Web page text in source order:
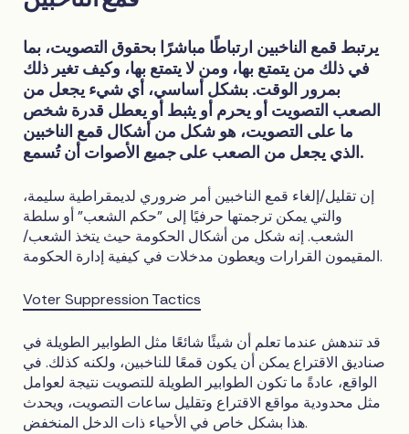
يرتبط قمع الناخبين ارتباطًا مباشرًا بحقوق التصويت، بما
في ذلك من يتمتع بها، ومن لا يتمتع بها، وكيف تغير ذلك
بمرور الوقت. بشكل أساسي، أي شيء يجعل من
الصعب التصويت أو يحرم أو يثبط أو يعطل قدرة شخص
ما على التصويت، هو شكل من أشكال قمع الناخبين
الذي يجعل من الصعب علىجميع الأصوات أن تُسمع.
إن تقليل/إلغاء قمع الناخبين أمر ضروري لديمقراطية سليمة،
والتي يمكن ترجمتها حرفيًا إلى "حكم الشعب" أو سلطة
الشعب. إنه شكل من أشكال الحكومة حيث يتخذ الشعب/
المقيمون القرارات ويعطون مدخلات في كيفية إدارة الحكومة.
Voter Suppression Tactics
قد تندهش عندما تعلم أن شيئًا شائعًا مثل الطوابير الطويلة في
صناديق الاقتراع يمكن أن يكون قمعًا للناخبين، ولكنه كذلك. في
الواقع، عادةً ما تكون الطوابير الطويلة للتصويت نتيجة لعوامل
مثل محدودية مواقع الاقتراع وتقليل ساعات التصويت، ويحدث
هذا بشكل خاص في الأحياء ذات الدخل المنخفض.